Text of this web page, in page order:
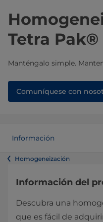
Tetra Pak®
Manténgalo simple.
Comuníquese con
Información
Homogeneización
Información del
Descubra una
que es fácil de